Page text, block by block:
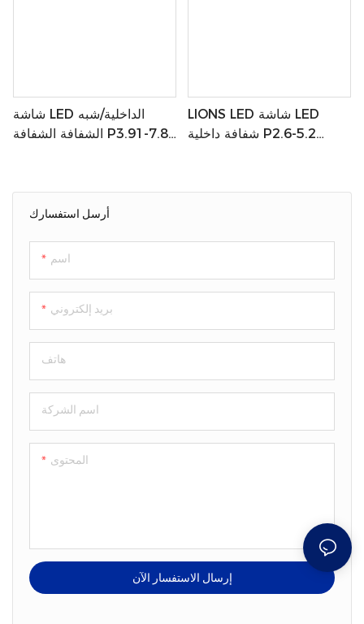
أرسل استفسارك
اسم
بريد إلكتروني
هاتف
اسم الشركة
المحتوى
إرسال الاستفسار الآن
شاشة LED الداخلية/شبه
الشفافة الشفافة P3.91-7.81
LIONS LED شاشة LED
شفافة داخلية P2.6-5.2